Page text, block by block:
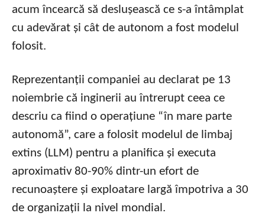
acum încearcă să deslușească ce s-a întâmplat
cu adevărat și cât de autonom a fost modelul
folosit.
Reprezentanții companiei au declarat pe 13
noiembrie că inginerii au întrerupt ceea ce
descriu ca fiind o operațiune “în mare parte
autonomă”, care a folosit modelul de limbaj
extins (LLM) pentru a planifica și executa
aproximativ 80-90% dintr-un efort de
recunoaștere și exploatare largă împotriva a 30
de organizații la nivel mondial.